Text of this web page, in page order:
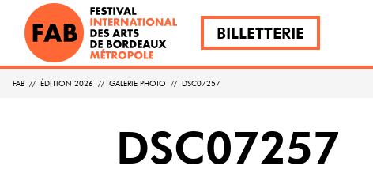
BILLETTERIE
FAB // ÉDITION 2026 // GALERIE PHOTO // DSC07257
DSC07257